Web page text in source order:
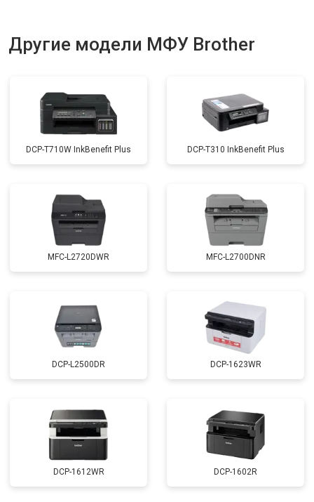
Другие модели МФУ Brother
DCP-T710W InkBenefit Plus DCP-T310 InkBenefit Plus
MFC-L2720DWR MFC-L2700DNR
DCP-L2500DR DCP-1623WR
DCP-1612WR DCP-1602R